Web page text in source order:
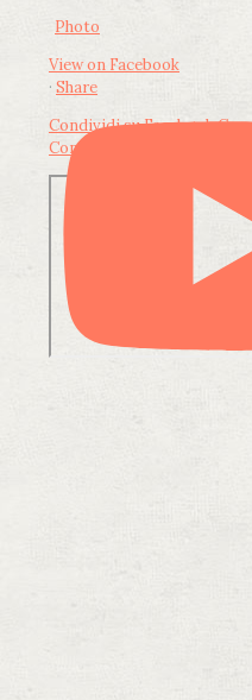
Photo
View on Facebook
· Share
Condividi su Facebook
Condividi su LinkedIn